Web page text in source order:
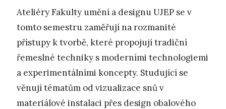
Ateliéry Fakulty umění a designu UJEP se v
tomto semestru zaměřují na rozmanité
přístupy k tvorbě, které propojují tradiční
řemeslné techniky s moderními technologiemi
a experimentálními koncepty. Studující se
věnují tématům od vizualizace snů v
materiálové instalaci přes design obalového